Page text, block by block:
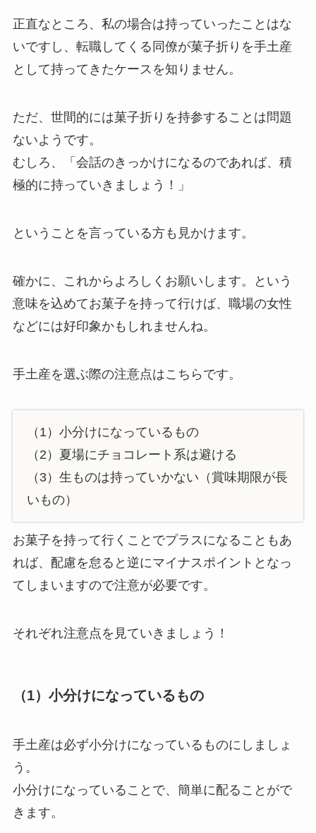
正直なところ、私の場合は持っていったことはな
いですし、転職してくる同僚が菓子折りを手土産
として持ってきたケースを知りません。
ただ、 世間的には菓子折りを持参することは問題
ないようです。
むしろ、「会話のきっかけになるのであれば、積
極的に持っていきましょう！」
ということを言っている方も見かけます。
確かに、これからよろしくお願いします。という
意味を込めてお菓子を持って行けば、職場の女性
などには好印象かもしれませんね。
手土産を選ぶ際の注意点はこちらです。
（1）小分けになっているもの
（2）夏場にチョコレート系は避ける
（3）生ものは持っていかない（賞味期限が長
いもの）
お菓子を持って行くことでプラスになることもあ
れば、配慮を怠ると逆にマイナスポイントとなっ
てしまいますので注意が必要です。
それぞれ注意点を見ていきましょう！
（1）小分けになっているもの
手土産は必ず小分けになっているものにしましょ
う。
小分けになっていることで、簡単に配ることがで
きます。